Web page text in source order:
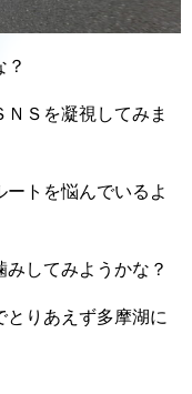
Ｓを凝視してみま
トを悩んでいるよ
してみようかな？
りあえず多摩湖に